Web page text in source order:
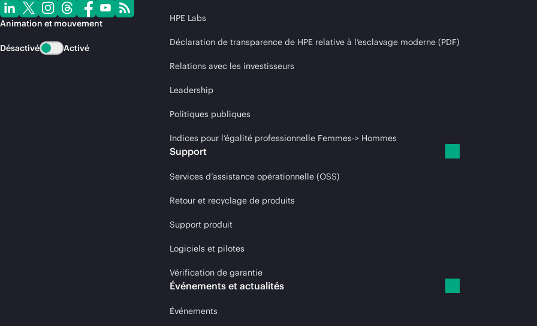
Animation et mouvement
Désactivé Activé
HPE Labs
Déclaration de transparence de HPE relative à l’esclavage moderne (PDF)
Relations avec les investisseurs
Leadership
Politiques publiques
Indices pour l’égalité professionnelle Femmes-> Hommes
Support
Services d’assistance opérationnelle (OSS)
Retour et recyclage de produits
Support produit
Logiciels et pilotes
Vérification de garantie
Événements et actualités
Événements